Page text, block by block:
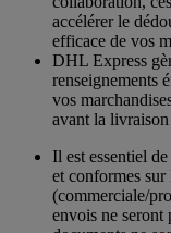
accélérer le
efficace de vos
DHL Express
renseignements
vos
avant la
Il est essentiel
et conformes
(commerciale/
envois ne seront